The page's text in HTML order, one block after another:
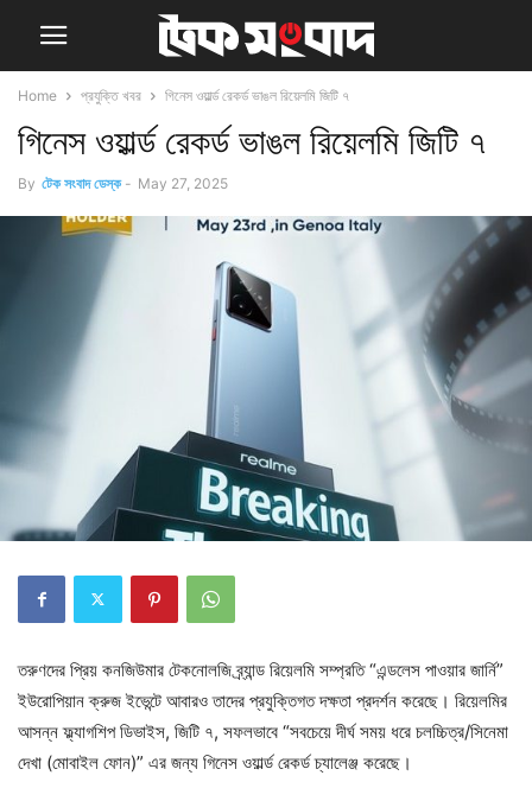
Home প্রযুক্তি খবর গিনেস ওয়ার্ল্ড রেকর্ড ভাঙল রিয়েলমি জিটি ৭
গিনেস ওয়ার্ল্ড রেকর্ড ভাঙল রিয়েলমি জিটি ৭
By টেক সংবাদ ডেস্ক - May 27, 2025
তরুণদের প্রিয় কনজিউমার টেকনোলজি ব্র্যান্ড রিয়েলমি সম্প্রতি “এন্ডলেস পাওয়ার জার্নি”
ইউরোপিয়ান ক্রুজ ইভেন্টে আবারও তাদের প্রযুক্তিগত দক্ষতা প্রদর্শন করেছে। রিয়েলমির
আসন্ন ফ্ল্যাগশিপ ডিভাইস, জিটি ৭, সফলভাবে “সবচেয়ে দীর্ঘ সময় ধরে চলচ্চিত্র/সিনেমা
দেখা (মোবাইল ফোন)” এর জন্য গিনেস ওয়ার্ল্ড রেকর্ড চ্যালেঞ্জ করেছে।